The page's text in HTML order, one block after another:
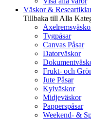
Väskor &
Tillbaka till Alla
Tygpåsar
Canvas Påsar
Datorväskor
Frukt- och
Jute Påsar
Kylväskor
Midjeväskor
Papperspåsar
Weekend- &